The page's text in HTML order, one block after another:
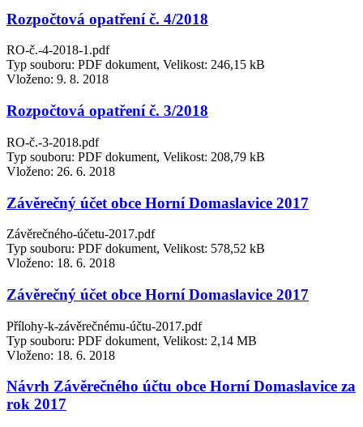
Rozpočtová opatření č. 4/2018
RO-č.-4-2018-1.pdf
Typ souboru: PDF dokument, Velikost: 246,15 kB
Vloženo: 9. 8. 2018
Rozpočtová opatření č. 3/2018
RO-č.-3-2018.pdf
Typ souboru: PDF dokument, Velikost: 208,79 kB
Vloženo: 26. 6. 2018
Závěrečný účet obce Horní Domaslavice 2017
Závěrečného-účetu-2017.pdf
Typ souboru: PDF dokument, Velikost: 578,52 kB
Vloženo: 18. 6. 2018
Závěrečný účet obce Horní Domaslavice 2017
Přílohy-k-závěrečnému-účtu-2017.pdf
Typ souboru: PDF dokument, Velikost: 2,14 MB
Vloženo: 18. 6. 2018
Návrh Závěrečného účtu obce Horní Domaslavice za
rok 2017